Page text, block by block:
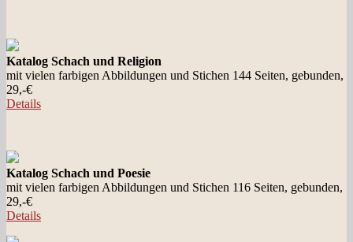
Katalog Schach und Religion
mit vielen farbigen Abbildungen und Stichen 144 Seiten, gebunden,
29,-€
Details
Katalog Schach und Poesie
mit vielen farbigen Abbildungen und Stichen 116 Seiten, gebunden,
29,-€
Details